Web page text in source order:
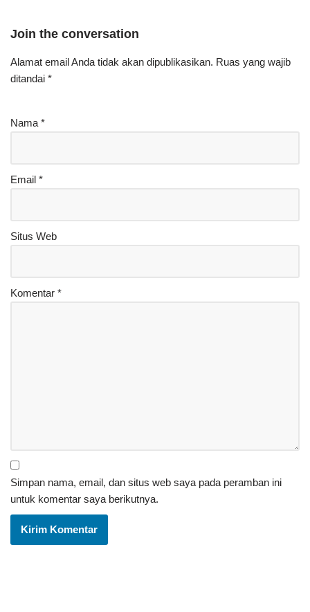
Join the conversation
Alamat email Anda tidak akan dipublikasikan. Ruas yang wajib
ditandai *
Nama *
Email *
Situs Web
Komentar *
Simpan nama, email, dan situs web saya pada peramban ini
untuk komentar saya berikutnya.